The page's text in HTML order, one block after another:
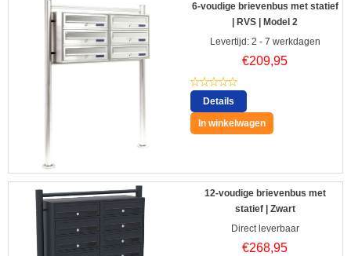
6-voudige brievenbus met statief
| RVS | Model 2
Levertijd: 2 - 7 werkdagen
€209,95
Details
In winkelwagen
12-voudige brievenbus met
statief | Zwart
Direct leverbaar
€268,95